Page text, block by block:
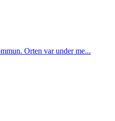
Orten var under me...